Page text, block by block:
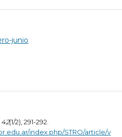
junio
42(1/2), 291-292.
index.php/STRO/article/v